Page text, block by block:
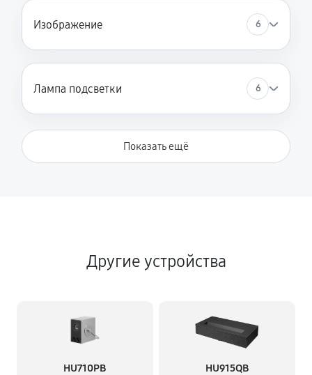
Изображение 6
Лампа подсветки 6
Показать ещё
Другие устройства
HU710PB HU915QB